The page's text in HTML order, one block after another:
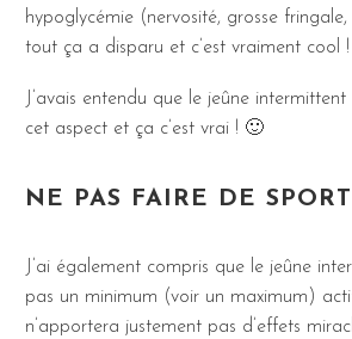
hypoglycémie (nervosité, grosse
tout ça a disparu et c’est vraiment cool !
J’avais entendu que le jeûne
cet aspect et ça c’est vrai ! 🙂
NE PAS FAIRE DE SPORT
J’ai également compris que le jeûne
pas un minimum (voir un maximum)
n’apportera justement pas d’effets